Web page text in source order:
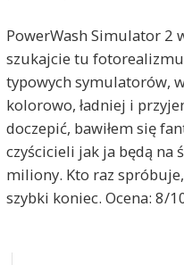
PowerWash Simulator 2
szukajcie tu
typowych symulatorów,
kolorowo, ładniej i
doczepić, bawiłem się
czyścicieli jak ja będą na
miliony. Kto raz
szybki koniec. Ocena: 8/